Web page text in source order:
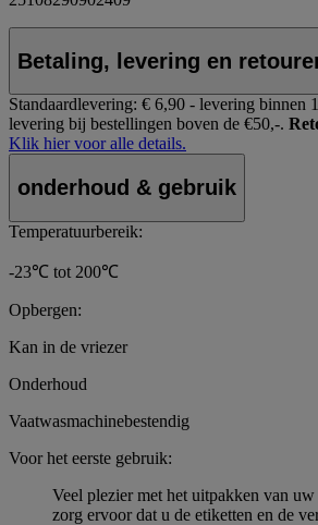
Betaling, levering en
Standaardlevering: € 6,90 - levering binnen
levering bij bestellingen boven de €50,-.
Klik hier voor alle details.
onderhoud & gebruik
Temperatuurbereik:
-23℃ tot 200℃
Opbergen:
Kan in de vriezer
Onderhoud
Vaatwasmachinebestendig
Voor het eerste gebruik:
Veel plezier met het uitpakken van
zorg ervoor dat u de etiketten en de